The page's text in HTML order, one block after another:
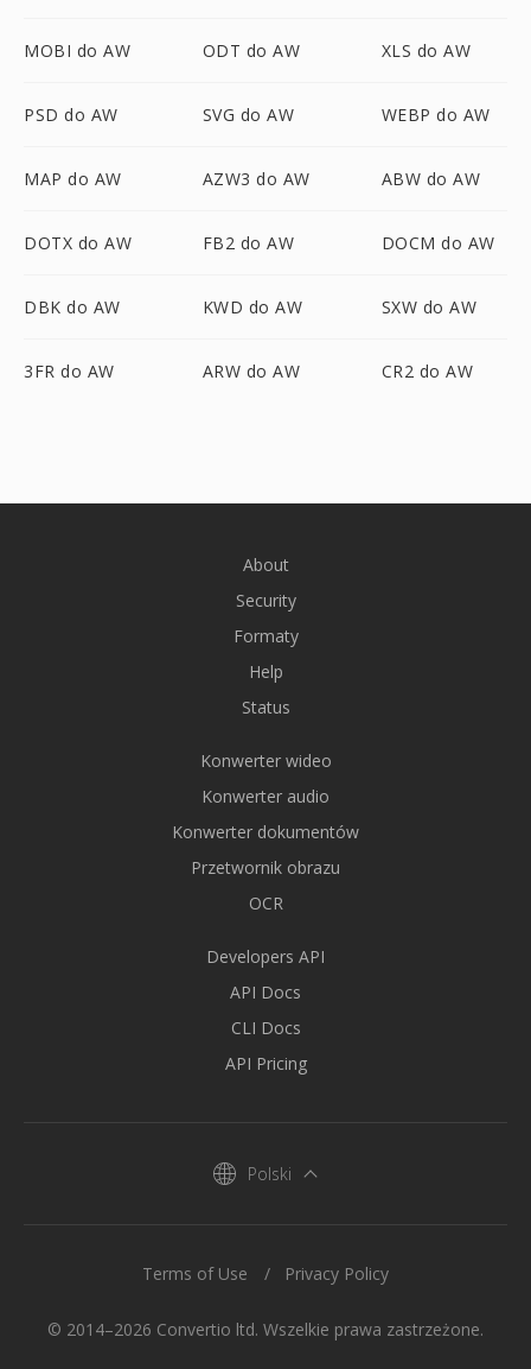
MOBI do AW ODT do AW XLS do AW
PSD do AW SVG do AW WEBP do AW
MAP do AW AZW3 do AW ABW do AW
DOTX do AW FB2 do AW DOCM do AW
DBK do AW KWD do AW SXW do AW
3FR do AW ARW do AW CR2 do AW
About
Security
Formaty
Help
Status
Konwerter wideo
Konwerter audio
Konwerter dokumentów
Przetwornik obrazu
OCR
Developers API
API Docs
CLI Docs
API Pricing
Polski
© 2014–2026 Convertio ltd. Wszelkie prawa zastrzeżone.
Terms of Use Privacy Policy